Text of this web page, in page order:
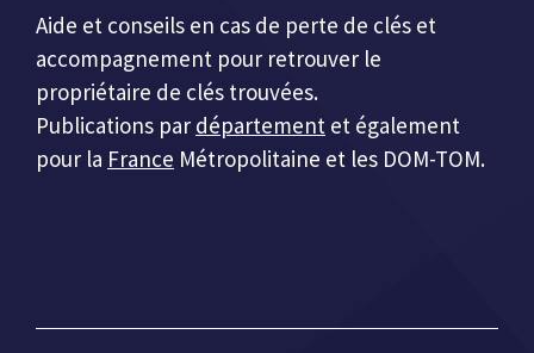
Aide et conseils en cas de perte de clés et
accompagnement pour retrouver le
propriétaire de clés trouvées.
Publications par département et également
pour la France Métropolitaine et les DOM-TOM.